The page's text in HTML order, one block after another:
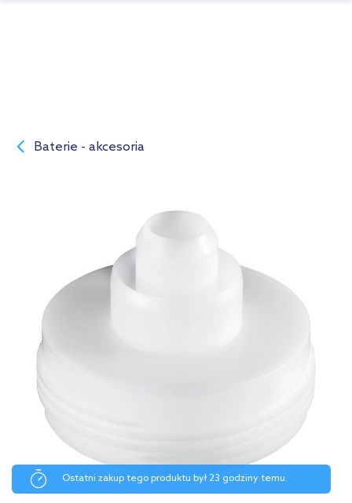
Baterie - akcesoria
Ostatni zakup tego produktu był 23 godziny temu.